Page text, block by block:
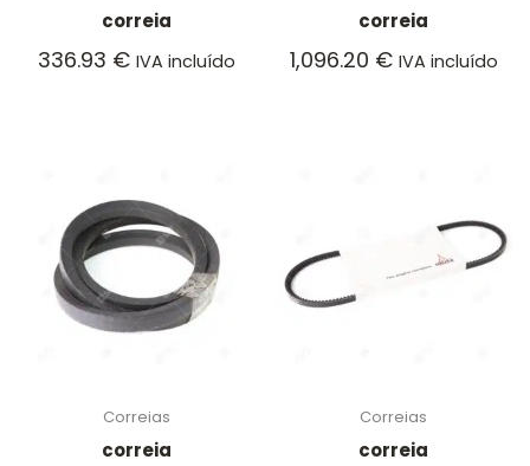
correia
336.93 € IVA incluído
correia
1,096.20 € IVA incluído
Correias
correia
Correias
correia